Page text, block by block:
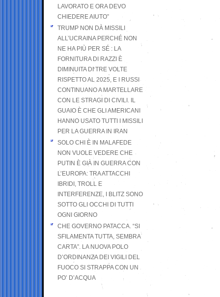
LAVORATO E ORA DEVO
CHIEDERE AIUTO”
TRUMP NON DÀ MISSILI
ALL’UCRAINA PERCHÉ NON
NE HA PIÙ PER SÉ : LA
FORNITURA DI RAZZI È
DIMINUITA DI TRE VOLTE
RISPETTO AL 2025, E I RUSSI
CONTINUANO A MARTELLARE
CON LE STRAGI DI CIVILI. IL
GUAIO È CHE GLI AMERICANI
HANNO USATO TUTTI I MISSILI
PER LA GUERRA IN IRAN
SOLO CHI È IN MALAFEDE
NON VUOLE VEDERE CHE
PUTIN È GIÀ IN GUERRA CON
L’EUROPA: TRA ATTACCHI
IBRIDI, TROLL E
INTERFERENZE, I BLITZ SONO
SOTTO GLI OCCHI DI TUTTI
OGNI GIORNO
CHE GOVERNO PATACCA. “SI
SFILAMENTA TUTTA, SEMBRA
CARTA”. LA NUOVA POLO
D’ORDINANZA DEI VIGILI DEL
FUOCO SI STRAPPA CON UN
PO’ D’ACQUA